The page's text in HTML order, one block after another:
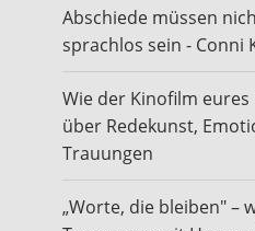
Abschiede müssen
sprachlos sein - Conni
Wie der Kinofilm eures
über Redekunst,
Trauungen
„Worte, die bleiben" –